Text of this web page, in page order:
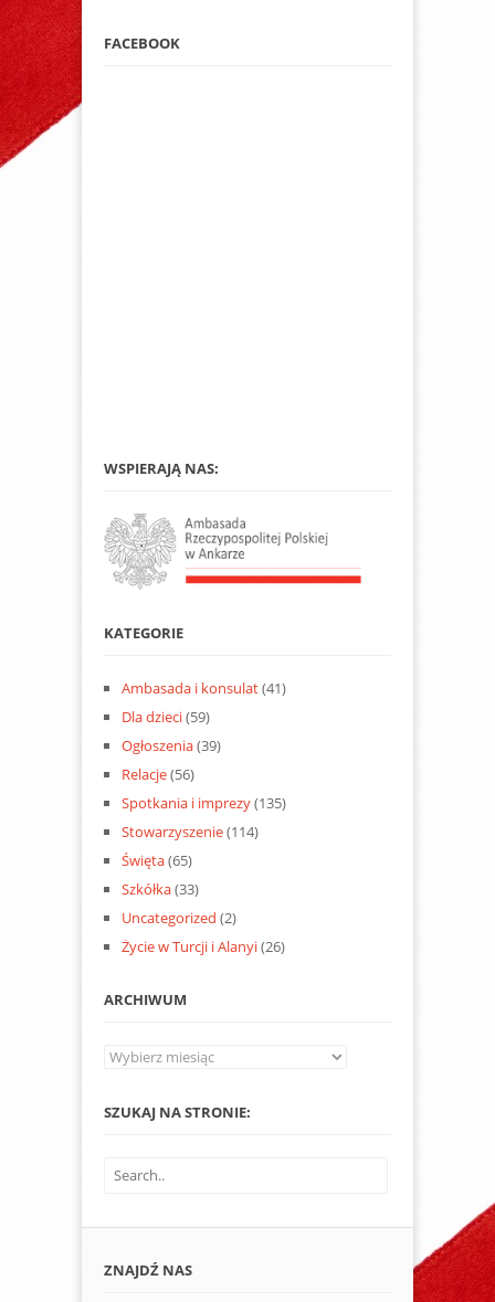
FACEBOOK
WSPIERAJĄ NAS:
KATEGORIE
Ambasada i konsulat(41)
Dla dzieci(59)
Ogłoszenia(39)
Relacje(56)
Spotkania i imprezy(135)
Stowarzyszenie(114)
Święta(65)
Szkółka(33)
Uncategorized (2)
Życie w Turcji i Alanyi(26)
ARCHIWUM
Archiwum
SZUKAJ NA STRONIE:
ZNAJDŹ NAS